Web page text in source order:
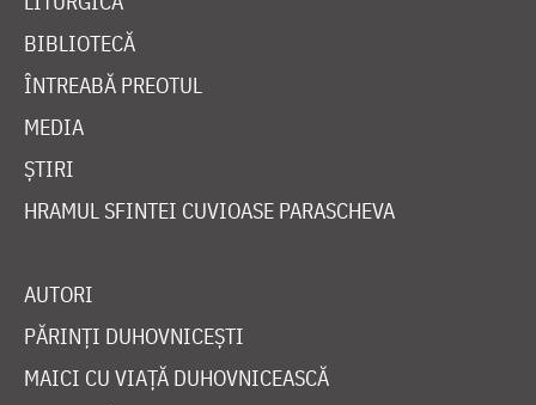
BIBLIOTECĂ
ÎNTREABĂ PREOTUL
MEDIA
ȘTIRI
HRAMUL SFINTEI CUVIOASE PARASCHEVA
AUTORI
PĂRINȚI DUHOVNICEȘTI
MAICI CU VIAȚĂ DUHOVNICEASCĂ